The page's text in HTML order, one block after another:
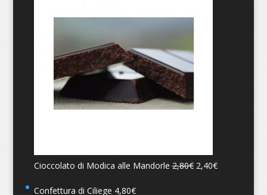
Cioccolato di Modica alle Mandorle 2,80€ 2,40€
Confettura di Ciliege 4,80€